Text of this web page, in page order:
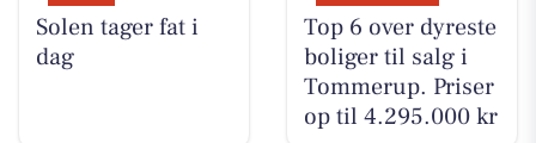
Solen tager fat i
dag
Top 6 over dyreste
boliger til salg i
Tommerup. Priser
op til 4.295.000 kr